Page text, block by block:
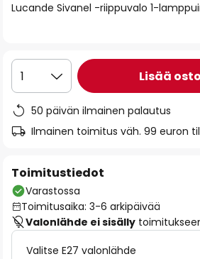
the
Lucande Sivanel -riippuvalo 1-
1 Lisää
50 päivän ilmainen palautus
Ilmainen toimitus väh. 99 euron
Toimitustiedot
Varastossa
Toimitusaika: 3-6 arkipäivää
Valonlähde ei sisälly
Valitse E27 valonlähde